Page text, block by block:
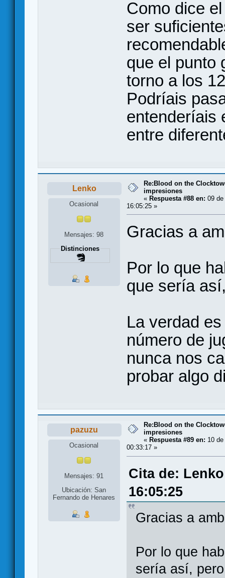
Como dice
ser
que el punto
torno a los
Podríais
entenderíais
entre
Lenko
Ocasional
Mensajes: 98
Distinciones
Re:Blood on the
impresiones
« Respuesta #88 en: 09
16:05:25 »
Gracias a
Por lo que
que sería
La verdad
número de
nunca nos
probar algo
pazuzu
Ocasional
Mensajes: 91
Ubicación: San
Fernando de Henares
Re:Blood on the
impresiones
« Respuesta #89 en: 10
00:33:17 »
Cita de:
16:05:25
Gracias a
Por lo que
sería así,